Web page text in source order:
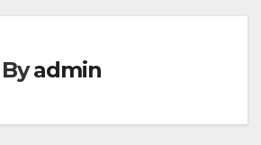
Byadmin